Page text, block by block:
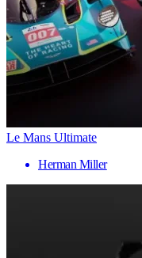
Le Mans Ultimate
Herman Miller